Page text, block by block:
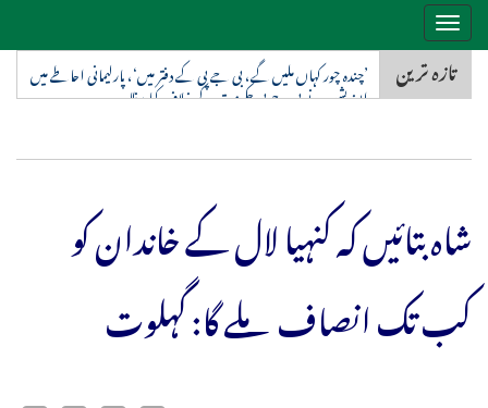
Toggle
navigation
تازہ ترین ’چندہ چور کہاں ملیں گے، بی جے پی کے دفتر میں‘، پارلیمانی احاطے میں
اپوزیشن نے بی جے پی حکومت کے خلاف کیا مظاہرہ
شاہ بتائیں کہ کنہیا لال کے خاندان کو
کب تک انصاف ملے گا: گہلوت